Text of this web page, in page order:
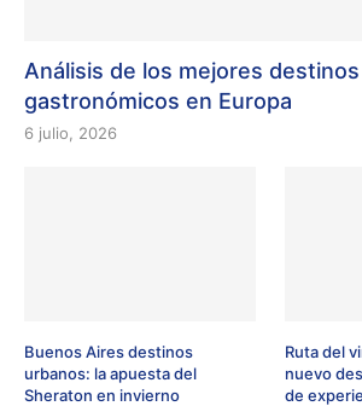
Análisis de los mejores destinos
gastronómicos en Europa
6 julio, 2026
Buenos Aires destinos
urbanos: la apuesta del
Sheraton en invierno
Ruta del
nuevo
de